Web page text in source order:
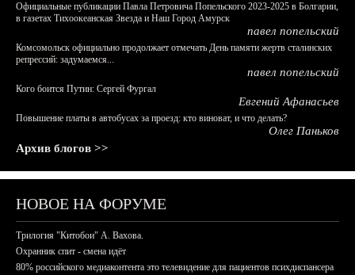
Официальные публикации Павла Петровича Попельского 2023-2025 в Болгарии,
в газетах Тихоокеанская Звезда и Наш Город Амурск
павел попельский
Комсомольск официально продолжает отмечать День памяти жертв сталинских
репрессий: задумаемся...
павел попельский
Кого боится Путин: Сергей Фургал
Евгений Афанасьев
Повышение платы в автобусах за проезд: кто виноват, и что делать?
Олег Паньков
Архив блогов >>
НОВОЕ НА ФОРУМЕ
Трилогия "Китобои" А. Вахова.
Охранник спит - смена идёт
80% российского медиаконтента это телевидение для пациентов психдиспансера